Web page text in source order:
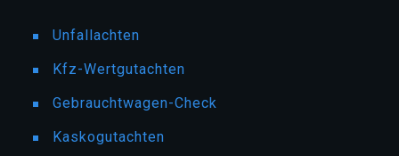
Unfallachten
Kfz-Wertgutachten
Gebrauchtwagen-Check
Kaskogutachten